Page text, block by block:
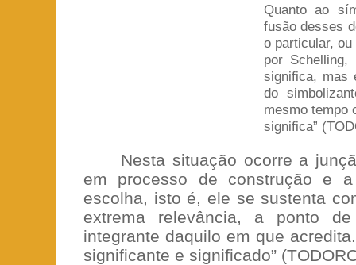
Quanto ao
fusão desses
o particular,
por
significa, mas
do
mesmo tempo
significa”
Nesta situação ocorre a
em processo de construção e
escolha, isto é, ele se sustenta
extrema relevância, a ponto
integrante daquilo em que
significante e significado”